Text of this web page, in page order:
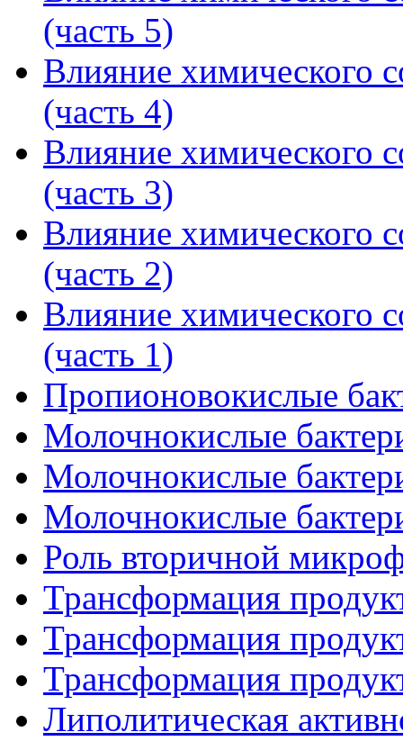
(часть 5)
Влияние химического
(часть 4)
Влияние химического
(часть 3)
Влияние химического
(часть 2)
Влияние химического
(часть 1)
Пропионовокислые
Молочнокислые
Молочнокислые
Молочнокислые
Роль вторичной
Трансформация
Трансформация
Трансформация
Липолитическая